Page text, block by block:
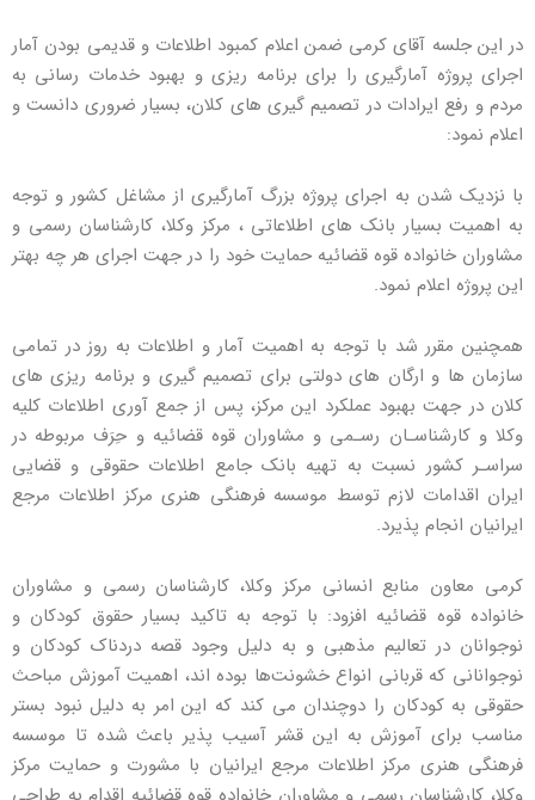
در این جلسه آقای کرمی ضمن اعلام کمبود اطلاعات و قدیمی بودن آمار
اجرای پروژه آمارگیری را برای برنامه ریزی و بهبود خدمات رسانی به
مردم و رفع ایرادات در تصمیم گیری های کلان، بسیار ضروری دانست و
اعلام نمود:
با نزدیک شدن به اجرای پروژه بزرگ آمارگیری از مشاغل کشور و توجه
به اهمیت بسیار بانک های اطلاعاتی ، مرکز وکلا، کارشناسان رسمی و
مشاوران خانواده قوه قضائیه حمایت خود را در جهت اجرای هر چه بهتر
این پروژه اعلام نمود.
همچنین مقرر شد با توجه به اهمیت آمار و اطلاعات به روز در تمامی
سازمان ها و ارگان های دولتی برای تصمیم گیری و برنامه ریزی های
کلان در جهت بهبود عملکرد این مرکز، پس از جمع آوری اطلاعات کلیه
وکلا و کارشناسـان رسـمی و مشاوران قوه قضائیه و حِرَف مربوطه در
سراسـر کشور نسبت به تهیه بانک جامع اطلاعات حقوقی و قضایی
ایران اقدامات لازم توسط موسسه فرهنگی هنری مرکز اطلاعات مرجع
ایرانیان انجام پذیرد.
کرمی معاون منابع انسانی مرکز وکلا، کارشناسان رسمی و مشاوران
خانواده قوه قضائیه افزود: با توجه به تاکید بسیار حقوق کودکان و
نوجوانان در تعالیم مذهبی و به دلیل وجود قصه دردناک کودکان و
نوجوانانی که قربانی انواع خشونت‌ها بوده اند، اهمیت آموزش مباحث
حقوقی به کودکان را دوچندان می کند که این امر به دلیل نبود بستر
مناسب برای آموزش به این قشر آسیب پذیر باعث شده تا موسسه
فرهنگی هنری مرکز اطلاعات مرجع ایرانیان با مشورت و حمایت مرکز